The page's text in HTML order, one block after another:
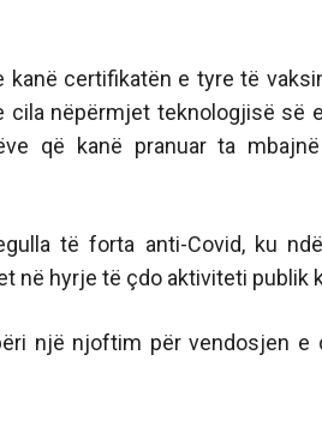
kanë certifikatën e tyre të
cila nëpërmjet teknologjisë së
që kanë pranuar ta
të forta anti-Covid, ku
në hyrje të çdo aktiviteti publik
një njoftim për vendosjen